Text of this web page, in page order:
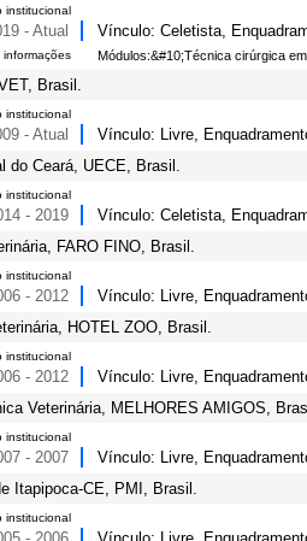
institucional
- Atual Vínculo: Celetista,
informações Módulos:&#10;Técnica cirúrgica
Brasil.
institucional
- Atual
Vínculo: Livre,
do Ceará, UECE, Brasil.
institucional
- 2019
Vínculo: Celetista,
FARO FINO, Brasil.
institucional
- 2012
Vínculo: Livre,
HOTEL ZOO, Brasil.
institucional
- 2012
Vínculo: Livre,
Veterinária, MELHORES AMIGOS,
institucional
- 2007
Vínculo: Livre,
Itapipoca-CE, PMI, Brasil.
institucional